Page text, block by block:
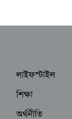
লাইফস্টাইল
শিক্ষা
অর্থনীতি